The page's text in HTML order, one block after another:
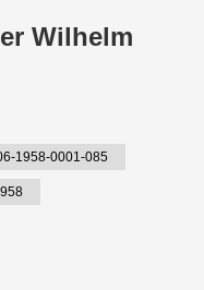
Wilhelm
1958-0001-085